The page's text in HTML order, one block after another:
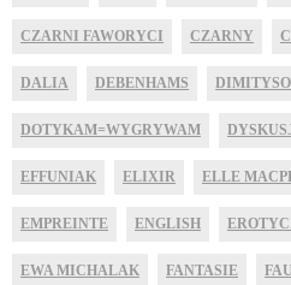
CZARNI FAWORYCI CZARNY
DALIA DEBENHAMS DIMITYSO
DOTYKAM=WYGRYWAM
EFFUNIAK ELIXIR ELLE
EMPREINTE ENGLISH
EWA MICHALAK FANTASIE